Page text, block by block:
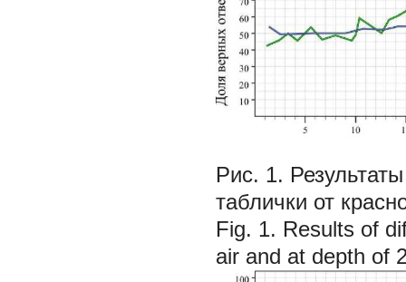
Рис. 1.
таблички от
Fig. 1. Results of
air and at depth of